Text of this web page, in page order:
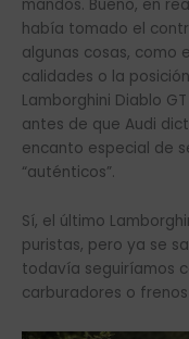
mandos. Bueno, en
había tomado el
algunas cosas, como
calidades o la
Lamborghini Diablo
antes de que Audi
encanto especial de
“auténticos”.
Sí, el último
puristas, pero ya se
todavía seguiríamos
carburadores o